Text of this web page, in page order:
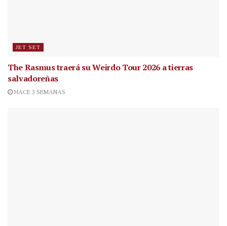
JET SET
The Rasmus traerá su Weirdo Tour 2026 a tierras
salvadoreñas
HACE 3 SEMANAS